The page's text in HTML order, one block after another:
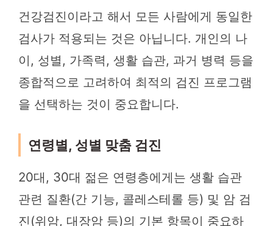
건강검진이라고 해서 모든 사람에게 동일한
검사가 적용되는 것은 아닙니다. 개인의 나
이, 성별, 가족력, 생활 습관, 과거 병력 등을
종합적으로 고려하여 최적의 검진 프로그램
을 선택하는 것이 중요합니다.
연령별, 성별 맞춤 검진
20대, 30대 젊은 연령층에게는 생활 습관
관련 질환(간 기능, 콜레스테롤 등) 및 암 검
진(위암, 대장암 등)의 기본 항목이 중요하